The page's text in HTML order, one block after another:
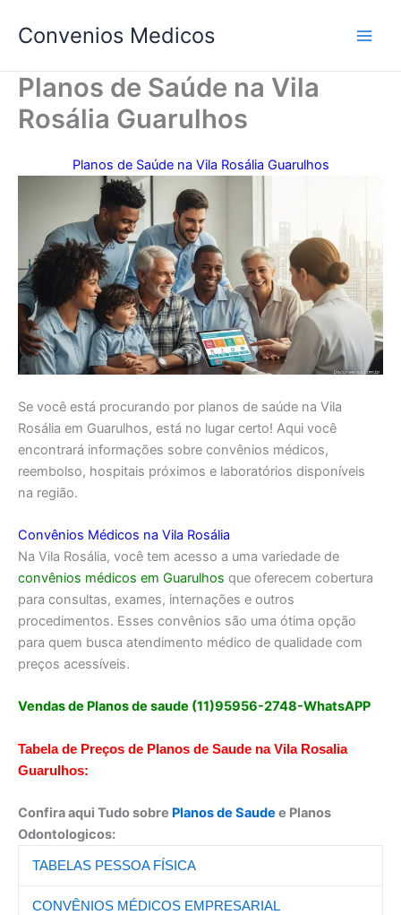
para
conteúdo
Convenios Medicos
Planos de Saúde na Vila
Rosália Guarulhos
Planos de Saúde na Vila Rosália Guarulhos
Se você está procurando por planos de saúde na Vila
Rosália em Guarulhos, está no lugar certo! Aqui você
encontrará informações sobre convênios médicos,
reembolso, hospitais próximos e laboratórios disponíveis
na região.
Convênios Médicos na Vila Rosália
Na Vila Rosália, você tem acesso a uma variedade de
convênios médicos em Guarulhos que oferecem cobertura
para consultas, exames, internações e outros
procedimentos. Esses convênios são uma ótima opção
para quem busca atendimento médico de qualidade com
preços acessíveis.
Vendas de Planos de saude (11)95956-2748-WhatsAPP
Tabela de Preços de Planos de Saude na Vila Rosalia
Guarulhos:
Confira aqui Tudo sobre Planos de Saude e Planos
Odontologicos:
TABELAS PESSOA FÍSICA
CONVÊNIOS MÉDICOS EMPRESARIAL